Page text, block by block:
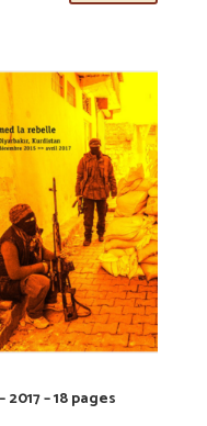
– 18 pages